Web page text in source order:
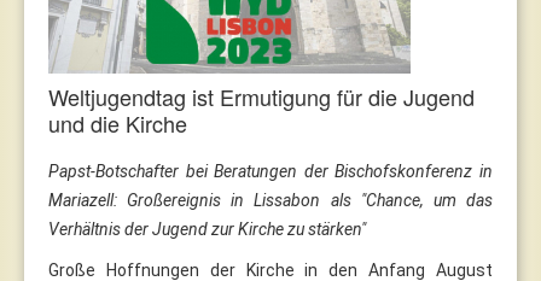
Weltjugendtag ist Ermutigung für die Jugend
und die Kirche
Papst-Botschafter bei Beratungen der Bischofskonferenz in
Mariazell: Großereignis in Lissabon als "Chance, um das
Verhältnis der Jugend zur Kirche zu stärken"
Große Hoffnungen der Kirche in den Anfang August